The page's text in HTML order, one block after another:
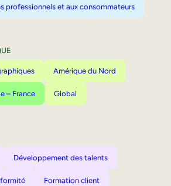
professionnels et aux consommateurs
Amérique du Nord
– France Global
Développement des talents
Formation client